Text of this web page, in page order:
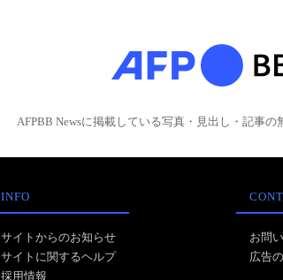
AFPBB Newsに掲載している写真・見出し・記事
INFO
サイトからのお知らせ
サイトに関するヘルプ
採用情報
お問
広告